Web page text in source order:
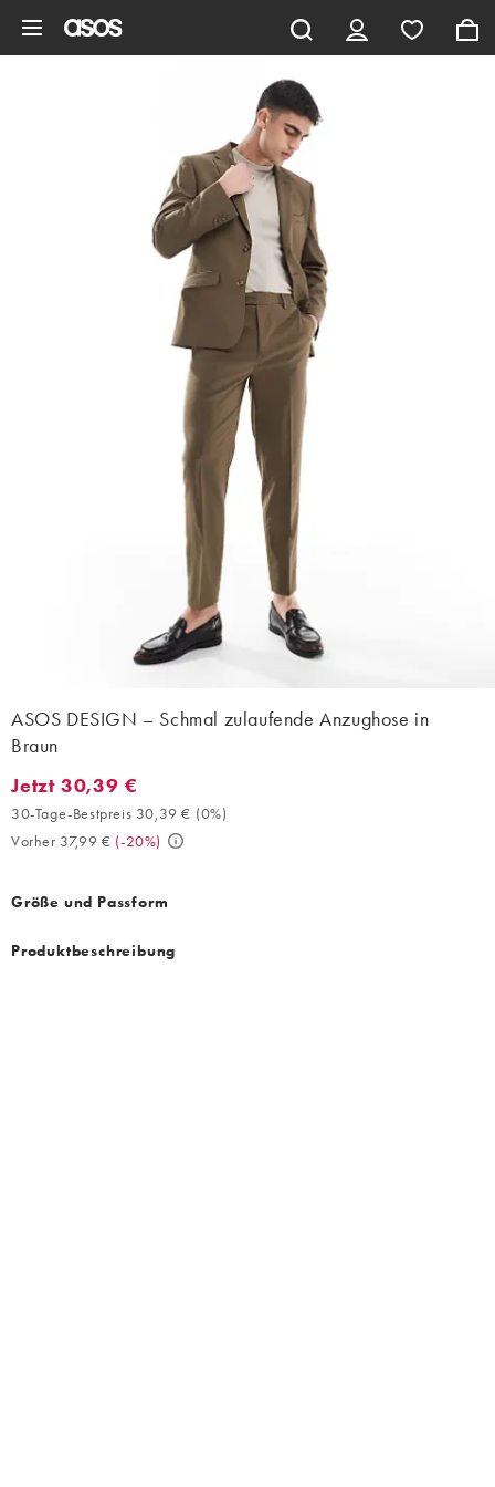
ASOS DESIGN – Schmal zulaufende Anzughose in
Braun
Jetzt 30,39 €. 30-Tage-Bestpreis 30,39 € (0%). Vorher 37,99 €.
Jetzt 30,39 €
30-Tage-Bestpreis 30,39 € (0%)
Vorher 37,99 € (-20%)
Größe und Passform
Produktbeschreibung